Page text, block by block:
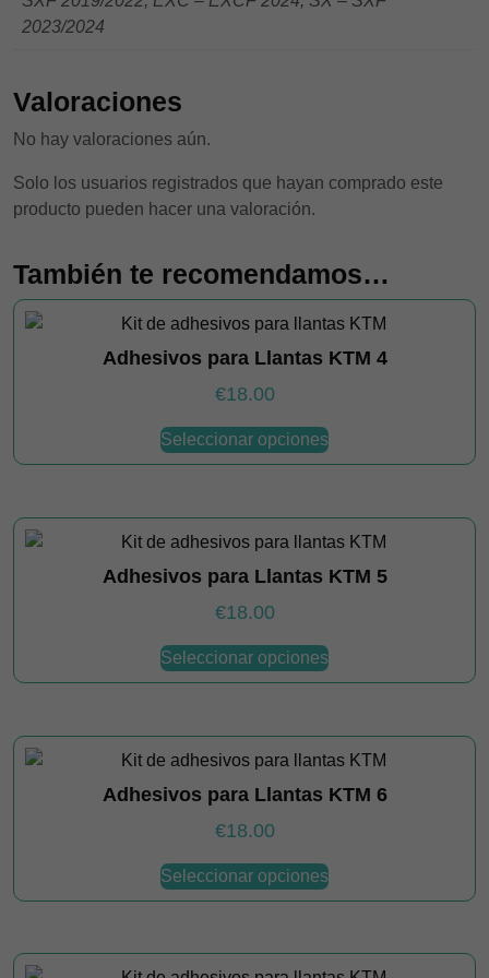
2023/2024
Valoraciones
No hay valoraciones aún.
Solo los usuarios registrados que hayan comprado este
producto pueden hacer una valoración.
También te recomendamos…
Adhesivos para Llantas KTM 4
€18.00
Seleccionar opcionesproducto
Las
opciones
elegir
en
página
de
producto
Adhesivos para Llantas KTM 5
€18.00
Seleccionar opcionesproducto
Las
opciones
elegir
en
página
Adhesivos para Llantas KTM 6
€18.00
Seleccionar opcionesproducto